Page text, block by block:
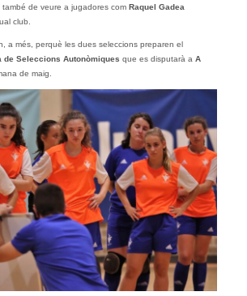
també de veure a jugadores com Raquel Gadea
club.
a més, perquè les dues seleccions preparen el
de Seleccions Autonòmiques que es disputarà a A
de maig.